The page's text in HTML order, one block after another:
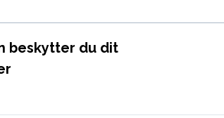
beskytter du dit